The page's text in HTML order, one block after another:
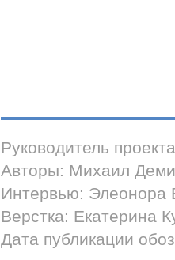
Руководитель
Авторы: Михаил
Интервью: Элеонора
Верстка: Екатерина
Дата публикации